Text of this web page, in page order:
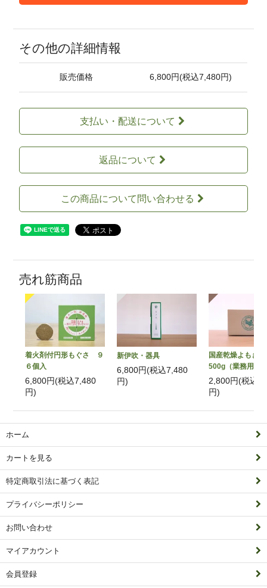
その他の詳細情報
販売価格 6,800円(税込7,480円)
支払い・配送について
返品について
この商品について問い合わせる
売れ筋商品
着火剤付円形もぐさ ９
６個入
6,800円(税込7,480
円)
新伊吹・器具
6,800円(税込7,480
円)
国産乾燥よもぎ
500g（業務用）
2,800円(税込
円)
ホーム
カートを見る
特定商取引法に基づく表記
プライバシーポリシー
お問い合わせ
マイアカウント
会員登録